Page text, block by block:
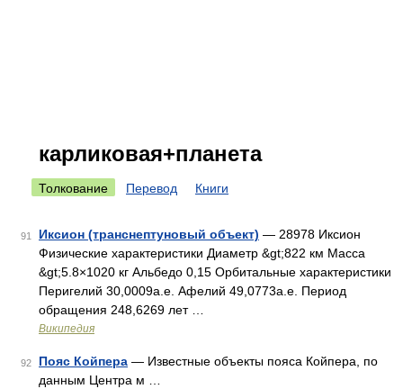
карликовая+планета
Толкование Перевод Книги
91 Иксион (транснептуновый объект) — 28978 Иксион
Физические характеристики Диаметр &gt;822 км Масса
&gt;5.8×1020 кг Альбедо 0,15 Орбитальные характеристики
Перигелий 30,0009а.е. Афелий 49,0773а.е. Период
обращения 248,6269 лет …
Википедия
92 Пояс Койпера — Известные объекты пояса Койпера, по
данным Центра м …